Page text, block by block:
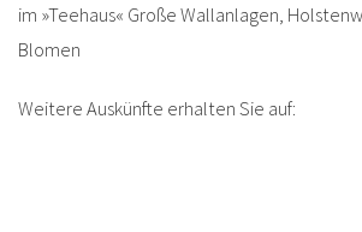
im »Teehaus« Große Wallanlagen,
Blomen
Weitere Auskünfte erhalten Sie auf: